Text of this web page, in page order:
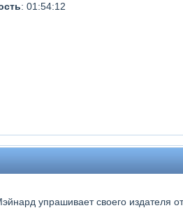
: 01:54:12
упрашивает своего издателя